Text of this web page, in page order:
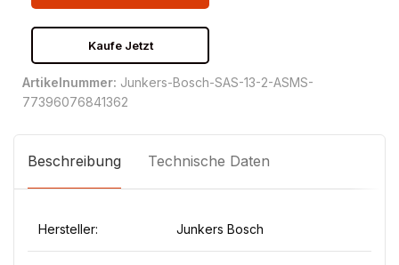
Kaufe Jetzt
Artikelnummer: Junkers-Bosch-SAS-13-2-ASMS-
77396076841362
Beschreibung Technische Daten
Hersteller: Junkers Bosch